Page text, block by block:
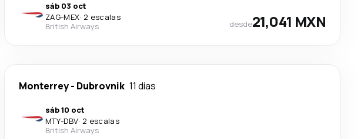
sáb 03 oct
ZAG-MEX· 2 escalas
British Airways
desde21,041 MXN
Monterrey- Dubrovnik 11 días
sáb 10 oct
MTY-DBV· 2 escalas
British Airways